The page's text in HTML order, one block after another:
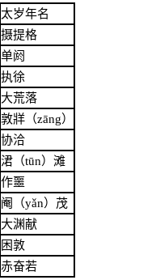
太岁年名
摄提格
单阏
执徐
大荒落
敦牂（zāng）
协洽
涒（tūn）滩
作噩
阉（yǎn）茂
大渊献
困敦
赤奋若